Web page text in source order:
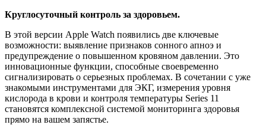
Круглосуточный контроль за здоровьем.
В этой версии Apple Watch появились две ключевые
возможности: выявление признаков сонного апноэ и
предупреждение о повышенном кровяном давлении. Это
инновационные функции, способные своевременно
сигнализировать о серьезных проблемах. В сочетании с уже
знакомыми инструментами для ЭКГ, измерения уровня
кислорода в крови и контроля температуры Series 11
становятся комплексной системой мониторинга здоровья
прямо на вашем запястье.